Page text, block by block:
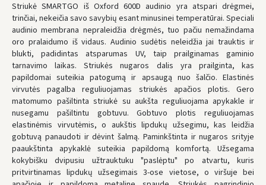
Striukė SMARTGO iš Oxford 600D audinio yra atspari drėgmei,
trinčiai, nekeičia savo savybių esant minusinei temperatūrai. Speciali
audinio membrana nepraleidžia drėgmės, tuo pačiu nemažindama
oro pralaidumo iš vidaus. Audinio sudėtis neleidžia jai trauktis ir
blukti, padidintas atsparumas UV, taip prailginamas gaminio
tarnavimo laikas. Striukės nugaros dalis yra prailginta, kas
papildomai suteikia patogumą ir apsaugą nuo šalčio. Elastinės
virvutės pagalba reguliuojamas striukės apačios plotis. Gero
matomumo pašiltinta striukė su aukšta reguliuojama apykakle ir
nusegamu pašiltintu gobtuvu. Gobtuvo plotis reguliuojamas
elastinėmis virvutėmis, o aukštis lipdukų užsegimu, kas leidžia
gobtuvą panaudoti ir dėvint šalmą. Paminkštinta ir nugaros srityje
paaukštinta apykaklė suteikia papildomą komfortą. Užsegama
kokybišku dvipusiu užtrauktuku "paslėptu" po atvartu, kuris
pritvirtinamas lipdukų užsegimais 3-ose vietose, o viršuje bei